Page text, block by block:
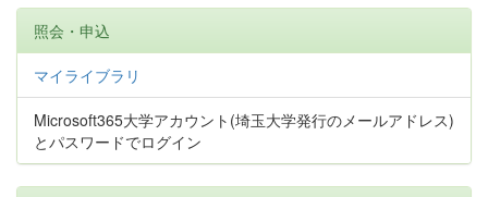
照会・申込
マイライブラリ
Microsoft365大学アカウント(埼玉大学発行のメールアドレス)
とパスワードでログイン